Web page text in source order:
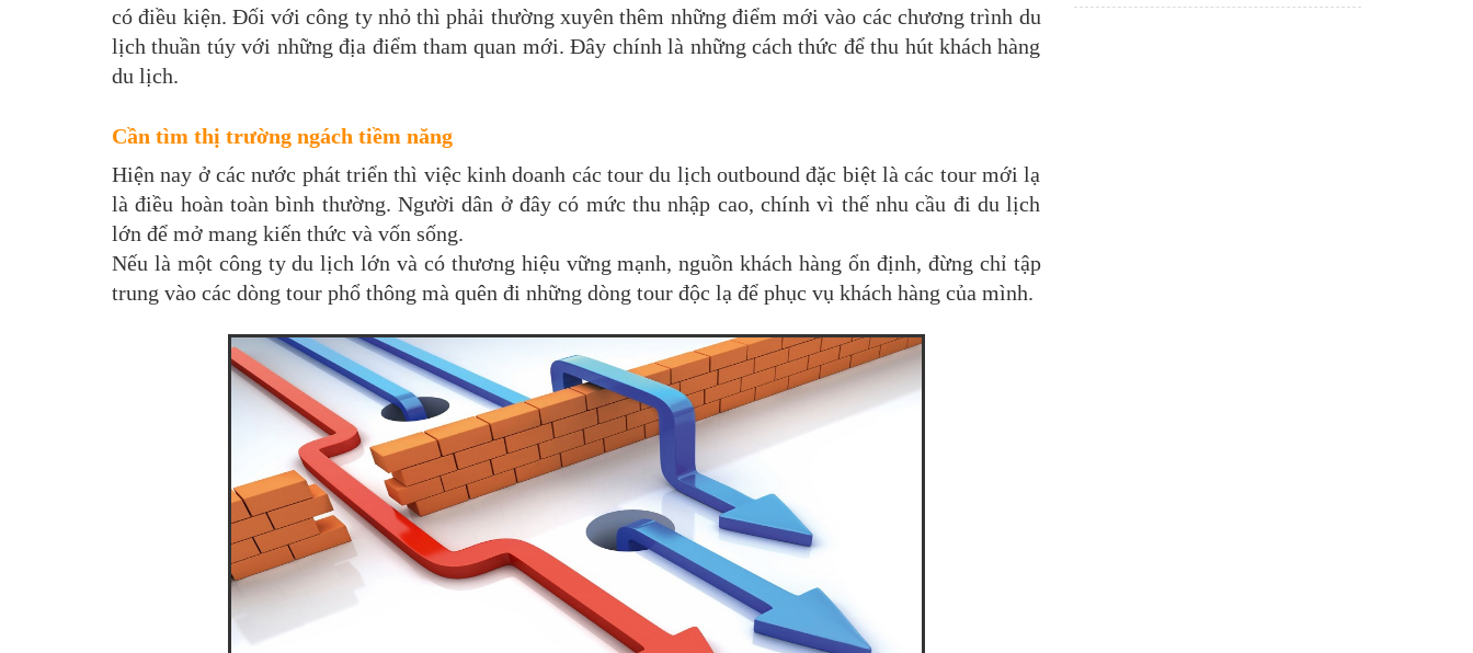
có điều kiện. Đối với công ty nhỏ thì phải thường xuyên thêm những điểm mới vào các chương trình du
lịch thuần túy với những địa điểm tham quan mới. Đây chính là những cách thức để thu hút khách hàng
du lịch.
Cần tìm thị trường ngách tiềm năng
Hiện nay ở các nước phát triển thì việc kinh doanh các tour du lịch outbound đặc biệt là các tour mới lạ
là điều hoàn toàn bình thường. Người dân ở đây có mức thu nhập cao, chính vì thế nhu cầu đi du lịch
lớn để mở mang kiến thức và vốn sống.
Nếu là một công ty du lịch lớn và có thương hiệu vững mạnh, nguồn khách hàng ổn định, đừng chỉ tập
trung vào các dòng tour phổ thông mà quên đi những dòng tour độc lạ để phục vụ khách hàng của mình.